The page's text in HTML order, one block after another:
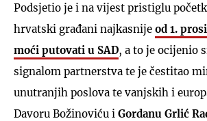
Podsjetio je i na vijest pristiglu
hrvatski građani najkasnije od 1.
moći putovati u SAD, a to je ocijenio
signalom partnerstva te je čestitao
unutranjih poslova te vanjskih i
Davoru Božinoviću i Gordanu Grlić